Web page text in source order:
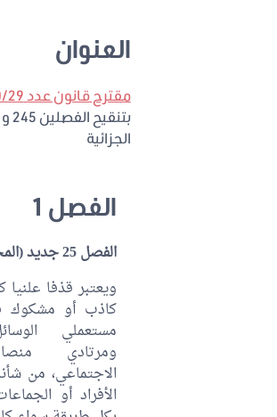
العنوان
مقترح قانون عدد 2020/29
الجزائية
الفصل 1
الفصل 25 جديد (المجلة الجزائية):
ويعتبر قذفا
كاذب أو
مستعملي
ومرتادي
الاجتماعي، من
الأفراد أو